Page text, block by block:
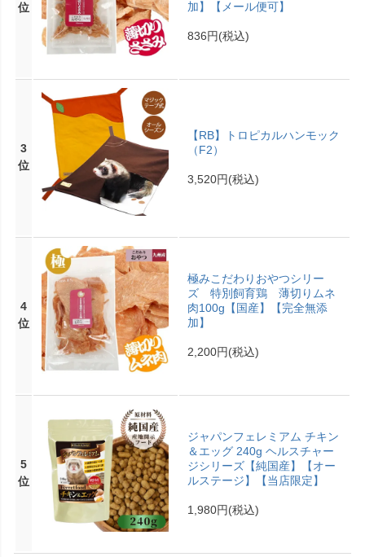
位 加】【メール便可】
836円(税込)
3
位
【RB】トロピカルハンモック
（F2）
3,520円(税込)
4
位
極みこだわりおやつシリー
ズ 特別飼育鶏 薄切りムネ
肉100g【国産】【完全無添
加】
2,200円(税込)
5
位
ジャパンフェレミアム チキン
＆エッグ 240g ヘルスチャー
ジシリーズ【純国産】【オー
ルステージ】【当店限定】
1,980円(税込)